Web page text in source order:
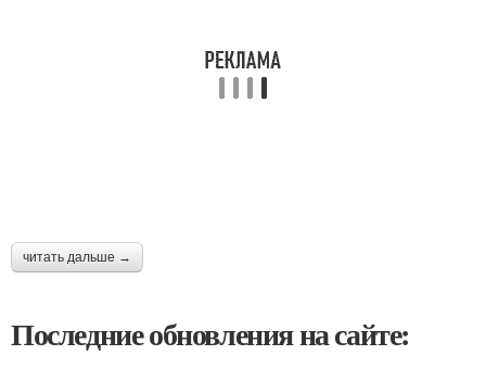
читать дальше →
Последние обновления на сайте: